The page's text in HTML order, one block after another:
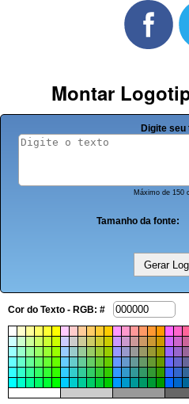
Montar
Digite seu
Máximo de 150
Tamanho da fonte:
Cor do Texto - RGB: #